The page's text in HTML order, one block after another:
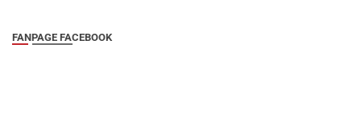
FANPAGE FACEBOOK